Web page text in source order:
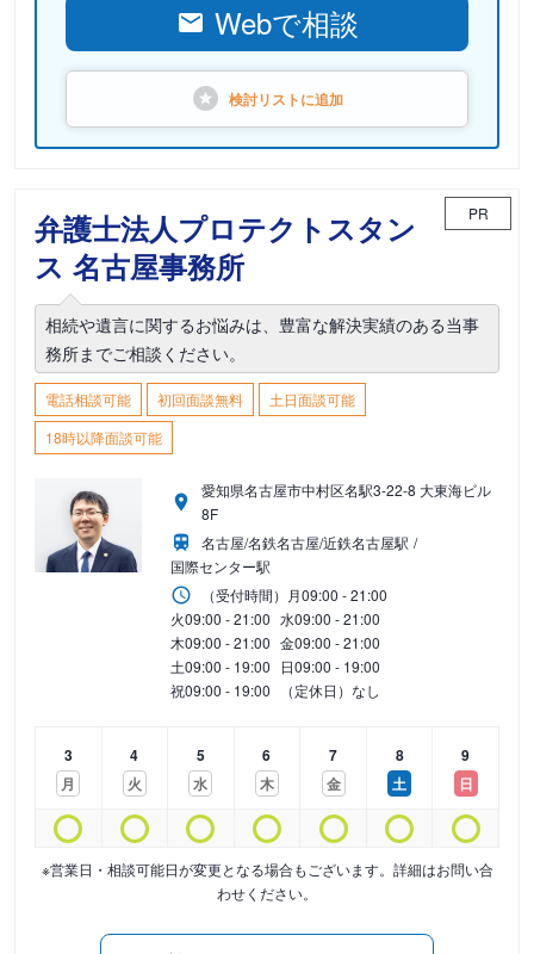
Webで相談
検討リストに追加
弁護士法人プロテクトスタン
ス 名古屋事務所
PR
相続や遺言に関するお悩みは、豊富な解決実績のある当事
務所までご相談ください。
電話相談可能 初回面談無料
土日面談可能
18時以降面談可能
愛知県名古屋市中村区名駅3-22-8 大東海ビル
8F
名古屋/名鉄名古屋/近鉄名古屋駅
国際センター駅
（受付時間） 月09:00 - 21:00
火09:00 - 21:00 水09:00 - 21:00
木09:00 - 21:00 金09:00 - 21:00
土09:00 - 19:00 日09:00 - 19:00
祝09:00 - 19:00 （定休日）なし
3
月
4
火
5
水
6
木
7
金
8
土
9
日
※営業日・相談可能日が変更となる場合もございます。詳細はお問い合
わせください。